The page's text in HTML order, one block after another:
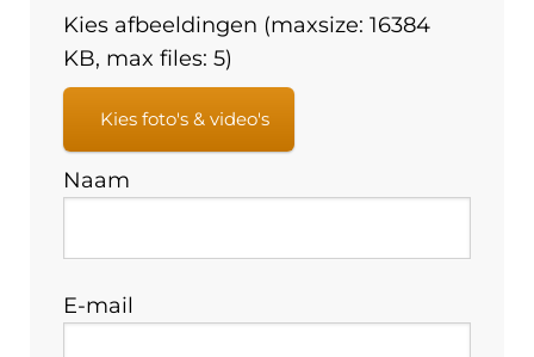
Kies afbeeldingen (maxsize: 16384
KB, max files: 5)
Kies foto's & video's
Naam
E-mail